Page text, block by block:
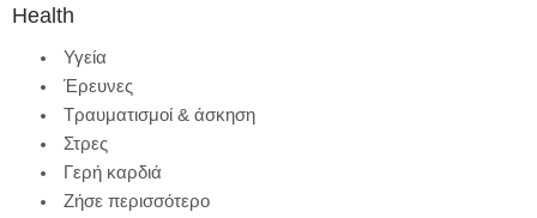
Health
Υγεία
Έρευνες
Τραυματισμοί & άσκηση
Στρες
Γερή καρδιά
Ζήσε περισσότερο